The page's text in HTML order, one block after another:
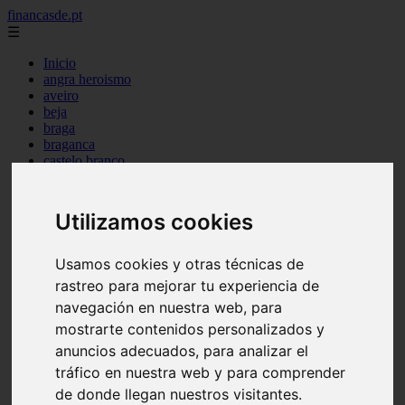
Utilizamos cookies
Usamos cookies y otras técnicas de
rastreo para mejorar tu experiencia de
navegación en nuestra web, para
mostrarte contenidos personalizados y
anuncios adecuados, para analizar el
tráfico en nuestra web y para comprender
de donde llegan nuestros visitantes.
financasde.pt
☰
Inicio
angra heroismo
aveiro
beja
braga
braganca
castelo branco
guarda
leiria
lisboa
madeira
ponta delgada
portalegre
porto
santarem
setubal
viana castelo